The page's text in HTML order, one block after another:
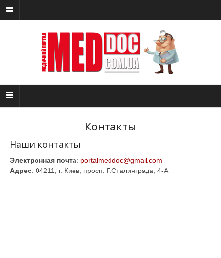
Контакты
Наши контакты
Электронная почта: portalmeddoc@gmail.com
Адрес: 04211, г. Киев, просп. Г.Сталинграда, 4-А